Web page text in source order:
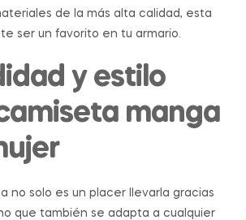
de la más alta calidad, esta
ser un favorito en tu armario.
y estilo
manga
no solo es un placer llevarla gracias
que también se adapta a cualquier